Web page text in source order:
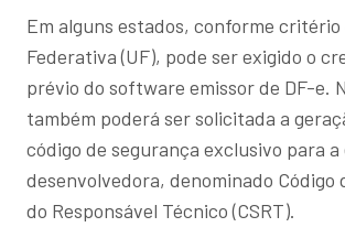
Em alguns estados, conforme critério
Federativa (UF), pode ser exigido o
prévio do software emissor de DF-e.
também poderá ser solicitada a
código de segurança exclusivo para a
desenvolvedora, denominado Código
do Responsável Técnico (CSRT).